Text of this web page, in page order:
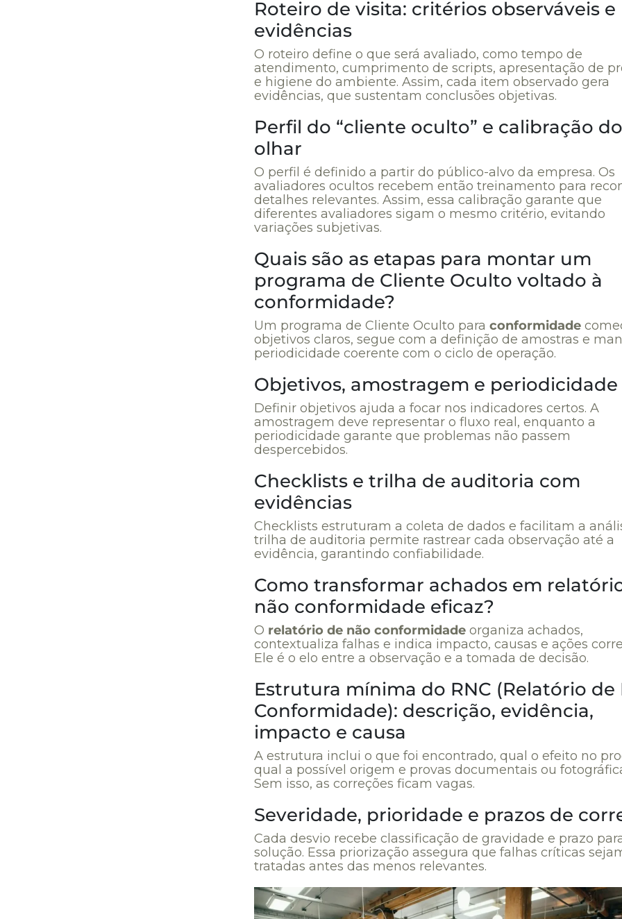
Roteiro de visita: critérios observáveis e
evidências
O roteiro define o que será avaliado, como tempo de
atendimento, cumprimento de scripts, apresentação de
e higiene do ambiente. Assim, cada item observado gera
evidências, que sustentam conclusões objetivas.
Perfil do “cliente oculto” e calibração do
olhar
O perfil é definido a partir do público-alvo da empresa. Os
avaliadores ocultos recebem então treinamento para
detalhes relevantes. Assim, essa calibração garante que
diferentes avaliadores sigam o mesmo critério, evitando
variações subjetivas.
Quais são as etapas para montar um
programa de Cliente Oculto voltado à
conformidade?
Um programa de Cliente Oculto para conformidade
objetivos claros, segue com a definição de amostras e
periodicidade coerente com o ciclo de operação.
Objetivos, amostragem e periodicidade
Definir objetivos ajuda a focar nos indicadores certos. A
amostragem deve representar o fluxo real, enquanto a
periodicidade garante que problemas não passem
despercebidos.
Checklists e trilha de auditoria com
evidências
Checklists estruturam a coleta de dados e facilitam a
trilha de auditoria permite rastrear cada observação até a
evidência, garantindo confiabilidade.
Como transformar achados em
não conformidade eficaz?
O relatório de não conformidade organiza achados,
contextualiza falhas e indica impacto, causas e ações
Ele é o elo entre a observação e a tomada de decisão.
Estrutura mínima do RNC (Relatório de
Conformidade): descrição, evidência,
impacto e causa
A estrutura inclui o que foi encontrado, qual o efeito no
qual a possível origem e provas documentais ou
Sem isso, as correções ficam vagas.
Severidade, prioridade e prazos de
Cada desvio recebe classificação de gravidade e prazo
solução. Essa priorização assegura que falhas críticas
tratadas antes das menos relevantes.